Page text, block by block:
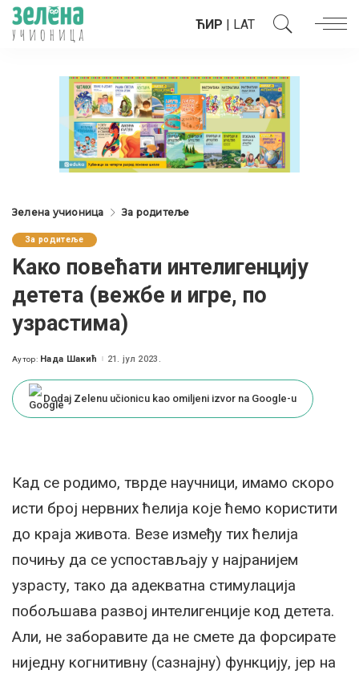
ЋИР | LAT
Зелена учионица За родитеље
За родитеље
Kaко повећати интелигенцију
детета (вежбе и игре, по
узрастима)
Posted
Аутор: Нада Шакић 21. јул 2023.
Dodaj Zelenu učionicu kao omiljeni izvor na Google-u
Кад се родимо, тврде научници, имамо скоро
исти број нервних ћелија које ћемо користити
до краја живота. Везе између тих ћелија
почињу да се успостављају у најранијем
узрасту, тако да адекватна стимулација
побољшава развој интелигенције код детета.
Али, не заборавите да не смете да форсирате
ниједну когнитивну (сазнајну) функцију, јер на